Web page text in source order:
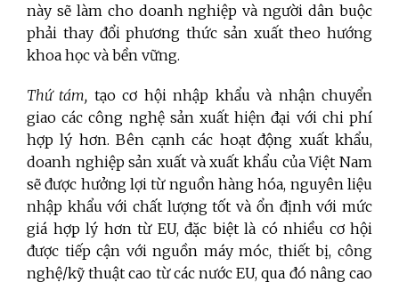
này sẽ làm cho doanh nghiệp và người dân buộc
phải thay đổi phương thức sản xuất theo hướng
khoa học và bền vững.
Thứ tám, tạo cơ hội nhập khẩu và nhận chuyển
giao các công nghệ sản xuất hiện đại với chi phí
hợp lý hơn. Bên cạnh các hoạt động xuất khẩu,
doanh nghiệp sản xuất và xuất khẩu của Việt Nam
sẽ được hưởng lợi từ nguồn hàng hóa, nguyên liệu
nhập khẩu với chất lượng tốt và ổn định với mức
giá hợp lý hơn từ EU, đặc biệt là có nhiều cơ hội
được tiếp cận với nguồn máy móc, thiết bị, công
nghệ/kỹ thuật cao từ các nước EU, qua đó nâng cao